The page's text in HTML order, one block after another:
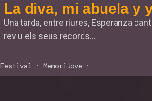
La diva, mi abuela y
Una tarda, entre riures, Esperanza
reviu els seus records...
Festival · MemoriJove ·